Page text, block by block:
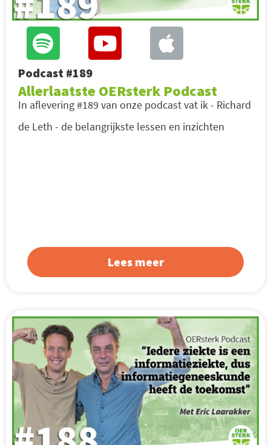
Podcast #189
Allerlaatste OERsterk Podcast
In aflevering #189 van onze podcast vat ik - Richard
de Leth - de belangrijkste lessen en inzichten
Lees meer